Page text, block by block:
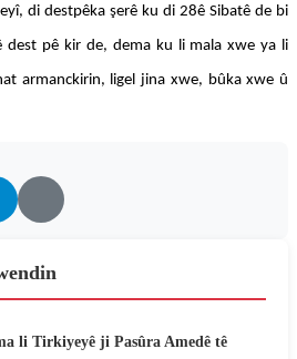
di destpêka şerê ku di 28ê Sibatê de bi
dest pê kir de, dema ku li mala xwe ya li
armanckirin, ligel jina xwe, bûka xwe û
li Tirkiyeyê ji Pasûra Amedê tê